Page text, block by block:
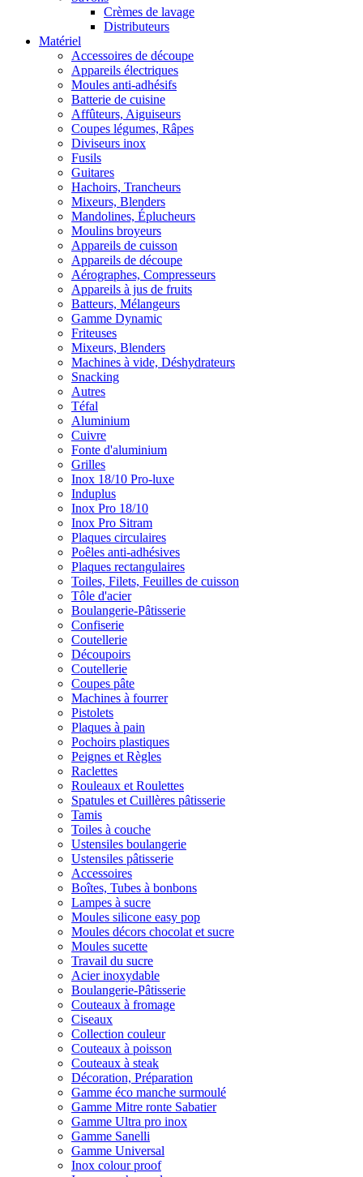
Crèmes de lavage
Distributeurs
Matériel
Accessoires de découpe
Appareils électriques
Moules anti-adhésifs
Batterie de cuisine
Affûteurs, Aiguiseurs
Coupes légumes, Râpes
Diviseurs inox
Fusils
Guitares
Hachoirs, Trancheurs
Mixeurs, Blenders
Mandolines, Éplucheurs
Moulins broyeurs
Appareils de cuisson
Appareils de découpe
Aérographes, Compresseurs
Appareils à jus de fruits
Batteurs, Mélangeurs
Gamme Dynamic
Friteuses
Mixeurs, Blenders
Machines à vide, Déshydrateurs
Snacking
Autres
Téfal
Aluminium
Cuivre
Fonte d'aluminium
Grilles
Inox 18/10 Pro-luxe
Induplus
Inox Pro 18/10
Inox Pro Sitram
Plaques circulaires
Poêles anti-adhésives
Plaques rectangulaires
Toiles, Filets, Feuilles de cuisson
Tôle d'acier
Boulangerie-Pâtisserie
Confiserie
Coutellerie
Découpoirs
Coutellerie
Coupes pâte
Machines à fourrer
Pistolets
Plaques à pain
Pochoirs plastiques
Peignes et Règles
Raclettes
Rouleaux et Roulettes
Spatules et Cuillères pâtisserie
Tamis
Toiles à couche
Ustensiles boulangerie
Ustensiles pâtisserie
Accessoires
Boîtes, Tubes à bonbons
Lampes à sucre
Moules silicone easy pop
Moules décors chocolat et sucre
Moules sucette
Travail du sucre
Acier inoxydable
Boulangerie-Pâtisserie
Couteaux à fromage
Ciseaux
Collection couleur
Couteaux à poisson
Couteaux à steak
Décoration, Préparation
Gamme éco manche surmoulé
Gamme Mitre ronte Sabatier
Gamme Ultra pro inox
Gamme Sanelli
Gamme Universal
Inox colour proof